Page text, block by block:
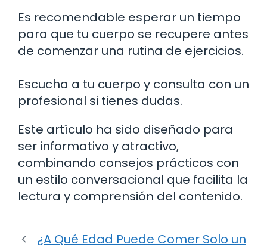
Es recomendable esperar un tiempo
para que tu cuerpo se recupere antes
de comenzar una rutina de ejercicios.
Escucha a tu cuerpo y consulta con un
profesional si tienes dudas.
Este artículo ha sido diseñado para
ser informativo y atractivo,
combinando consejos prácticos con
un estilo conversacional que facilita la
lectura y comprensión del contenido.
¿A Qué Edad Puede Comer Solo un